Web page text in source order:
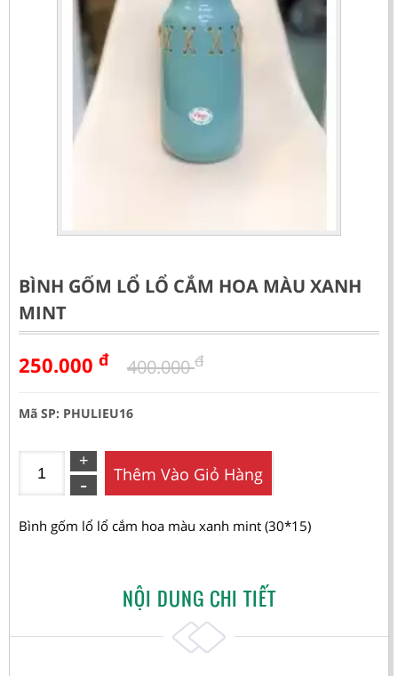
BÌNH GỐM LỔ LỔ CẮM HOA MÀU XANH
MINT
250.000 đ 400.000đ
Mã SP: PHULIEU16
Thêm Vào Giỏ Hàng
Bình gốm lổ lổ cắm hoa màu xanh mint (30*15)
NỘI DUNG CHI TIẾT